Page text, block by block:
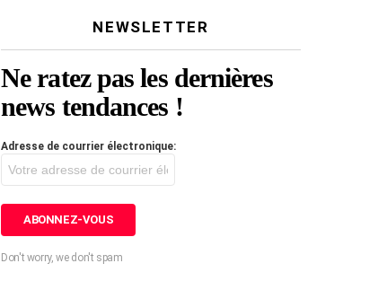
NEWSLETTER
Ne ratez pas les dernières
news tendances !
Adresse de courrier électronique:
Don't worry, we don't spam